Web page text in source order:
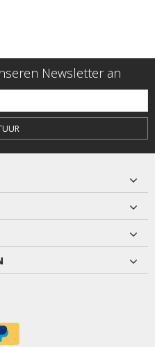
Newsletter an